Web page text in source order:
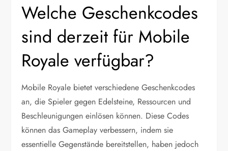
Welche Geschenkcodes
sind derzeit für Mobile
Royale verfügbar?
Mobile Royale bietet verschiedene Geschenkcodes
an, die Spieler gegen Edelsteine, Ressourcen und
Beschleunigungen einlösen können. Diese Codes
können das Gameplay verbessern, indem sie
essentielle Gegenstände bereitstellen, haben jedoch